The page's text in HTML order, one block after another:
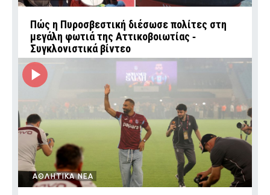
Πώς η Πυροσβεστική διέσωσε πολίτες στη
μεγάλη φωτιά της Αττικοβοιωτίας ‑
Συγκλονιστικά βίντεο
ΑΘΛΗΤΙΚΑ ΝΕΑ